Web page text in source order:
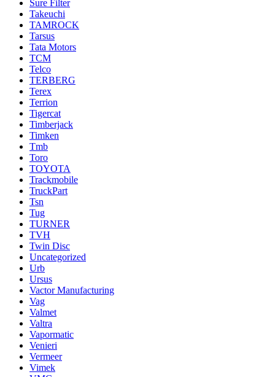
Sure Filter
Takeuchi
TAMROCK
Tarsus
Tata Motors
TCM
Telco
TERBERG
Terex
Terrion
Tigercat
Timberjack
Timken
Tmb
Toro
TOYOTA
Trackmobile
TruckPart
Tsn
Tug
TURNER
TVH
Twin Disc
Uncategorized
Urb
Ursus
Vactor Manufacturing
Vag
Valmet
Valtra
Vapormatic
Venieri
Vermeer
Vimek